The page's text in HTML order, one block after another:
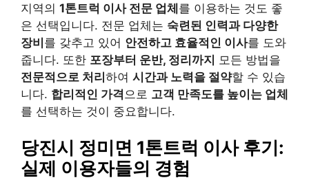
지역의 1톤트럭 이사 전문 업체를 이용하는 것도 좋
은 선택입니다. 전문 업체는 숙련된 인력과 다양한
장비를 갖추고 있어 안전하고 효율적인 이사를 도와
줍니다. 또한 포장부터 운반, 정리까지 모든 방법을
전문적으로 처리하여 시간과 노력을 절약할 수 있습
니다. 합리적인 가격 으로 고객 만족도를 높이는 업체
를 선택하는 것이 중요합니다.
당진시 정미면 1톤트럭 이사 후기:
실제 이용자들의 경험